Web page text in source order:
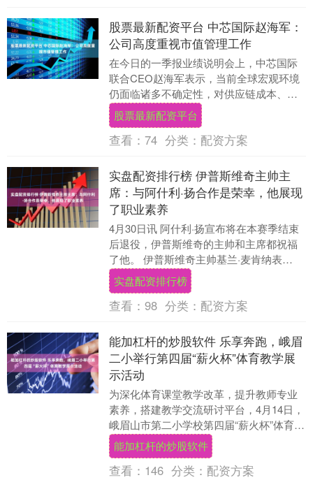
股票最新配资平台 中芯国际赵海军：
公司高度重视市值管理工作
在今日的一季报业绩说明会上，中芯国际
联合CEO赵海军表示，当前全球宏观环境
仍面临诸多不确定性，对供应链成本、稳
定性、市场预期等带来持续挑战。延续这
些年的经验积累....
股票最新配资平台
查看： 74 分类： 配资方案
实盘配资排行榜 伊普斯维奇主帅主
席：与阿什利·扬合作是荣幸，他展现
了职业素养
4月30日讯 阿什利·扬宣布将在本赛季结束
后退役，伊普斯维奇的主帅和主席都祝福
了他。 伊普斯维奇主帅基兰·麦肯纳表
示：“阿什利在足坛的职业生涯有目共睹。
能与他合....
实盘配资排行榜
查看： 98 分类： 配资方案
能加杠杆的炒股软件 乐享奔跑，峨眉
二小举行第四届“薪火杯”体育教学展
示活动
为深化体育课堂教学改革，提升教师专业
素养，搭建教学交流研讨平台，4月14日，
峨眉山市第二小学校第四届“薪火杯”体育教
学展示活动如期开展。本次活动由杨欢老
师主持，....
能加杠杆的炒股软件
查看： 146 分类： 配资方案